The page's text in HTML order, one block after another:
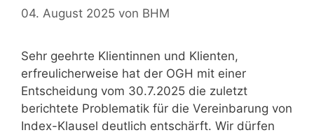
04. August 2025 von BHM
Sehr geehrte Klientinnen und Klienten,
erfreulicherweise hat der OGH mit einer
Entscheidung vom 30.7.2025 die zuletzt
berichtete Problematik für die Vereinbarung von
Index-Klausel deutlich entschärft. Wir dürfen